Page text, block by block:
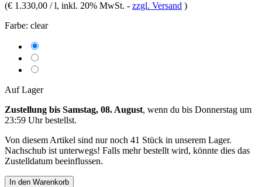
(€ 1.330,00 / l, inkl. 20% MwSt. - zzgl. Versand )
Farbe: clear
Auf Lager
Zustellung bis Samstag, 08. August, wenn du bis Donnerstag um
23:59 Uhrbestellst.
Von diesem Artikel sind nur noch 41 Stück in unserem Lager.
Nachschub ist unterwegs! Falls mehr bestellt wird, könnte dies das
Zustelldatum beeinflussen.
In den Warenkorb